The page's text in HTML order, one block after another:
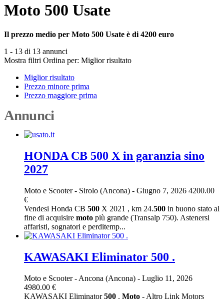
Moto 500 Usate
Il prezzo medio per Moto 500 Usate è di 4200 euro
1 - 13 di 13 annunci
Mostra filtri Ordina per: Miglior risultato
Miglior risultato
Prezzo minore prima
Prezzo maggiore prima
Annunci
HONDA CB 500 X in garanzia sino
2027
Moto e Scooter- Sirolo (Ancona) - Giugno 7, 2026 4200.00
€
Vendesi Honda CB 500 X 2021 , km 24.500 in buono stato al
fine di acquisire moto più grande (Transalp 750). Astenersi
affaristi, sognatori e perditemp...
KAWASAKI Eliminator 500 .
Moto e Scooter- Ancona (Ancona) - Luglio 11, 2026
4980.00 €
KAWASAKI Eliminator500 . Moto - Altro Link Motors